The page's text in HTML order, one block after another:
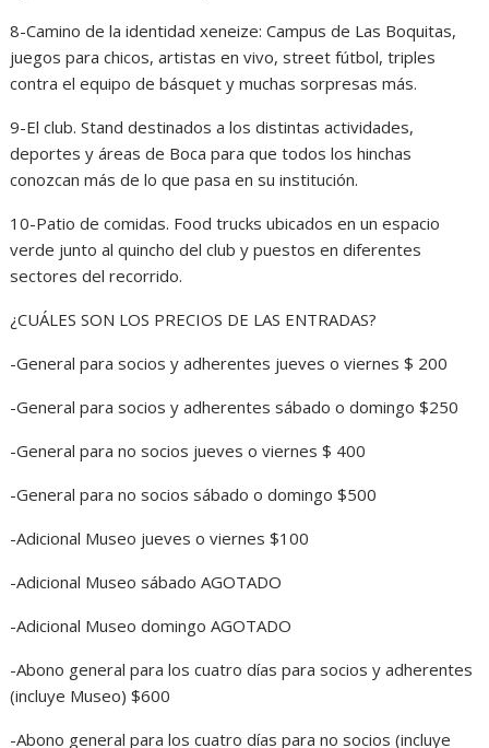
8-Camino de la identidad xeneize: Campus de Las Boquitas,
juegos para chicos, artistas en vivo, street fútbol, triples
contra el equipo de básquet y muchas sorpresas más.
9-El club. Stand destinados a los distintas actividades,
deportes y áreas de Boca para que todos los hinchas
conozcan más de lo que pasa en su institución.
10-Patio de comidas. Food trucks ubicados en un espacio
verde junto al quincho del club y puestos en diferentes
sectores del recorrido.
¿CUÁLES SON LOS PRECIOS DE LAS ENTRADAS?
-General para socios y adherentes jueves o viernes $ 200
-General para socios y adherentes sábado o domingo $250
-General para no socios jueves o viernes $ 400
-General para no socios sábado o domingo $500
-Adicional Museo jueves o viernes $100
-Adicional Museo sábado AGOTADO
-Adicional Museo domingo AGOTADO
-Abono general para los cuatro días para socios y adherentes
(incluye Museo) $600
-Abono general para los cuatro días para no socios (incluye